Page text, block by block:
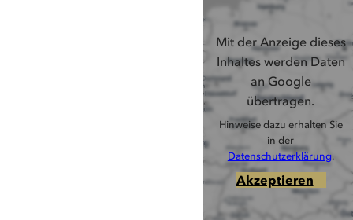
Mit der Anzeige dieses
Inhaltes werden Daten
an Google
übertragen.
Hinweise dazu erhalten Sie
in der
Datenschutzerklärung.
Akzeptieren